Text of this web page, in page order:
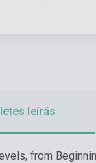
leírás
from